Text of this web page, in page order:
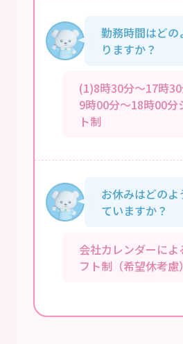
勤務時間はどの
りますか？
(1)8時30分～17時
9時00分～18時00分
ト制
お休みはどのよ
ていますか？
会社カレンダーによ
フト制（希望休考慮）